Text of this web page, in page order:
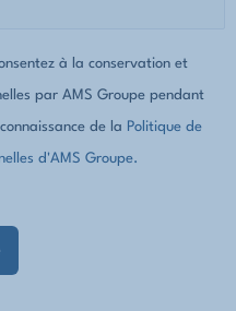
à la conservation et
par AMS Groupe pendant
de la Politique de
d'AMS Groupe.